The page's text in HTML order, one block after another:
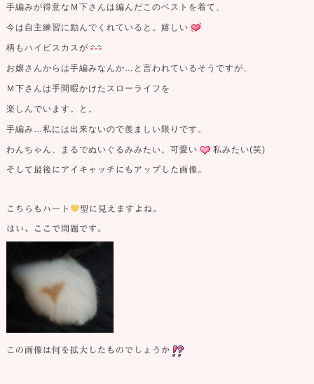
手編みが得意なＭ下さんは編んだこのベストを着て、
今は自主練習に励んでくれていると。嬉しい
柄もハイビスカスが
お嬢さんからは手編みなんか…と言われているそうですが、
Ｍ下さんは手間暇かけたスローライフを
楽しんでいます。と。
手編み…私には出来ないので羨ましい限りです。
わんちゃん、まるでぬいぐるみみたい。可愛い 私みたい(笑)
そして最後にアイキャッチにもアップした画像。
こちらもハート 型に見えますよね。
はい、ここで問題です。
この画像は何を拡大したものでしょうか